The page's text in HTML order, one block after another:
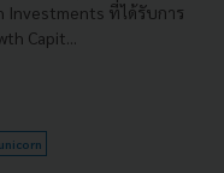
Investments ที่ได้รับการ
Capit...
unicorn